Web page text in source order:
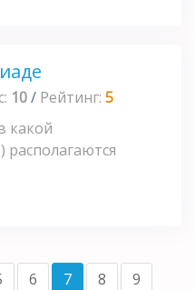
10/ Рейтинг: 5
какой
располагаются
6 7 8
9